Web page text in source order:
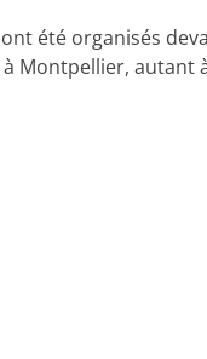
été organisés
Montpellier, autant